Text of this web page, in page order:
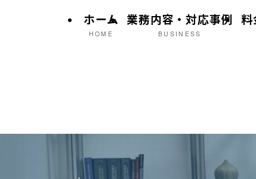
ホーム
HOME
業務内容・対応事例
BUSINESS
料